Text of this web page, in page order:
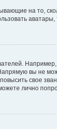
на то,
аватары,
вы не
свое
лично